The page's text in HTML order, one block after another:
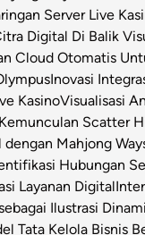
Server Live
Digital Di Balik
Cloud Otomatis
Inovasi
KasinoVisualisasi
Scatter
Mahjong
Hubungan
Layanan Digital
Ilustrasi
Tata Kelola Bisnis